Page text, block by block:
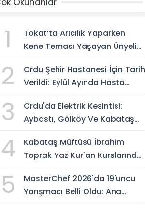
1
Tokat’ta Arıcılık Yaparken
Kene Teması Yaşayan Ünyeli
2
Ordu Şehir Hastanesi İçin Tarih
Verildi: Eylül Ayında Hasta
3
Ordu'da Elektrik Kesintisi:
Aybastı, Gölköy Ve Kabataş
4
Kabataş Müftüsü İbrahim
Toprak Yaz Kur'an Kurslarında
5
MasterChef 2026'da 19'uncu
Yarışmacı Belli Oldu: Ana